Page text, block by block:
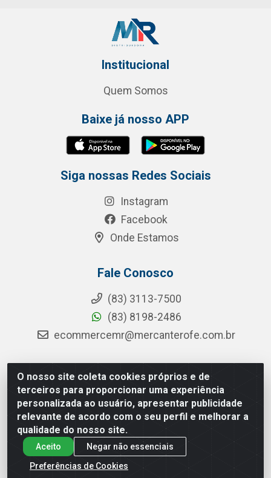
O nosso site coleta cookies próprios e de
terceiros para proporcionar uma experiência
personalizada ao usuário, apresentar publicidade
relevante de acordo com o seu perfil e melhorar a
qualidade do nosso site.
Aceito
Negar não essenciais
Preferências de Cookies
Institucional
Quem Somos
Baixe já nosso APP
Siga nossas Redes Sociais
Instagram
Facebook
Onde Estamos
Fale Conosco
(83) 3113-7500
(83) 8198-2486
ecommercemr@mercanterofe.com.br
MR Distribuidora - Rua Hortêncio Ribeiro de Luna, 3777 -
Distrito Industrial, João Pessoa/PB - CEP 58081-400 -
CNPJ 35.428.312/0001-85